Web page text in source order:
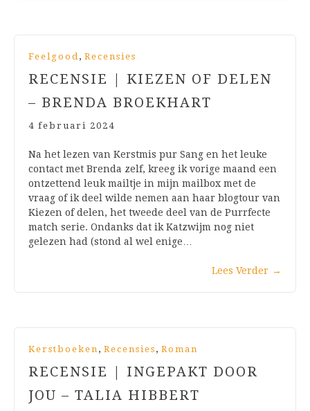
Feelgood , Recensies
RECENSIE | KIEZEN OF DELEN
– BRENDA BROEKHART
4 februari 2024
Na het lezen van Kerstmis pur Sang en het leuke
contact met Brenda zelf, kreeg ik vorige maand een
ontzettend leuk mailtje in mijn mailbox met de
vraag of ik deel wilde nemen aan haar blogtour van
Kiezen of delen, het tweede deel van de Purrfecte
match serie. Ondanks dat ik Katzwijm nog niet
gelezen had (stond al wel enige…
Lees Verder →
Kerstboeken , Recensies , Roman
RECENSIE | INGEPAKT DOOR
JOU – TALIA HIBBERT